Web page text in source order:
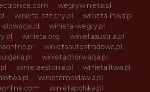
wegrywinieta.pl
winieta-czechy.pl
winieta-litwa.pl
winieta-wegry.pl
winieta.org
winietaaustria.pl
winietaautostradowa.pl
winietachorwacja.pl
winietaestonia.pl
winietalitwa.pl
winietamoldawia.pl
winietapolska.pl